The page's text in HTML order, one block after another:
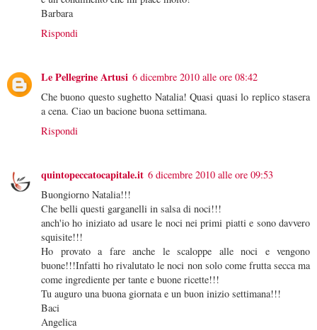
Barbara
Rispondi
Le Pellegrine Artusi 6 dicembre 2010 alle ore 08:42
Che buono questo sughetto Natalia! Quasi quasi lo replico stasera
a cena. Ciao un bacione buona settimana.
Rispondi
quintopeccatocapitale.it 6 dicembre 2010 alle ore 09:53
Buongiorno Natalia!!!
Che belli questi garganelli in salsa di noci!!!
anch'io ho iniziato ad usare le noci nei primi piatti e sono davvero
squisite!!!
Ho provato a fare anche le scaloppe alle noci e vengono
buone!!!Infatti ho rivalutato le noci non solo come frutta secca ma
come ingrediente per tante e buone ricette!!!
Tu auguro una buona giornata e un buon inizio settimana!!!
Baci
Angelica